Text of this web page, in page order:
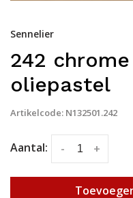
Sennelier
242
oliepastel
Artikelcode: N132501.242
Aantal: +
-